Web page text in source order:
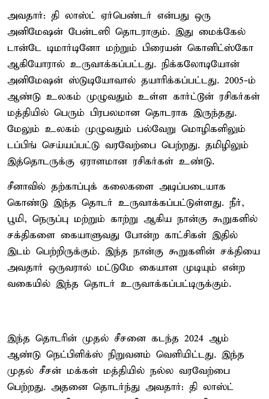
அவதார்: தி லாஸ்ட் ஏர்பெண்டர் என்பது ஒரு
அனிமேஷன் பேன்டஸி தொடராகும். இது மைக்கேல்
டான்டே டிமார்டினோ மற்றும் பிரையன் கொனிட்ஸ்கோ
ஆகியோரால் உருவாக்கப்பட்டது. நிக்கலோடியோன்
அனிமேஷன் ஸ்டுடியோவால் தயாரிக்கப்பட்டது. 2005-ம்
ஆண்டு உலகம் முழுவதும் உள்ள கார்ட்டூன் ரசிகர்கள்
மத்தியில் பெரும் பிரபலமான தொடராக இருந்தது.
மேலும் உலகம் முழுவதும் பல்வேறு மொழிகளிலும்
டப்பிங் செய்யப்பட்டு வரவேற்பை பெற்றது. தமிழிலும்
இத்தொடருக்கு ஏராளமான ரசிகர்கள் உண்டு.
சீனாவில் தற்காப்புக் கலைகளை அடிப்படையாக
கொண்டு இந்த தொடர் உருவாக்கப்பட்டுள்ளது. நீர்,
பூமி, நெருப்பு மற்றும் காற்று ஆகிய நான்கு கூறுகளில்
சக்திகளை கையாளுவது போன்ற காட்சிகள் இதில்
இடம் பெற்றிருக்கும். இந்த நான்கு கூறுகளின் சக்தியை
அவதார் ஒருவரால் மட்டுமே கையாள முடியும் என்ற
வகையில் இந்த தொடர் உருவாக்கப்பட்டிருக்கும்.
இந்த தொடரின் முதல் சீசனை கடந்த 2024 ஆம்
ஆண்டு நெட்பிளிக்ஸ் நிறுவனம் வெளியிட்டது. இந்த
முதல் சீசன் மக்கள் மத்தியில் நல்ல வரவேற்பை
பெற்றது. அதனை தொடர்ந்து அவதார்: தி லாஸ்ட்